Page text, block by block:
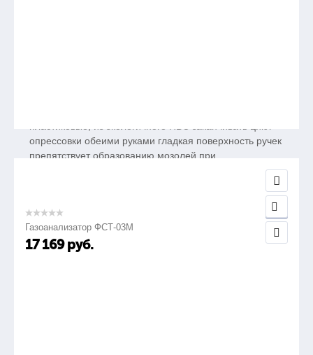
опрессовки обеими руками гладкая поверхность ручек
препятствует образованию мозолей при
долговременной работе и позволяет поддерживать
Газоанализатор ФСТ-03М
17 169 руб.